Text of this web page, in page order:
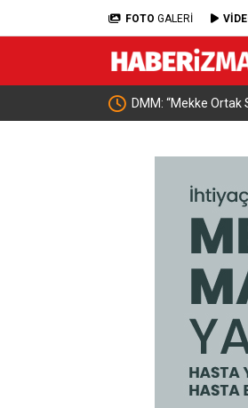
FOTO GALERİ
DMM: “Mekke Ortak